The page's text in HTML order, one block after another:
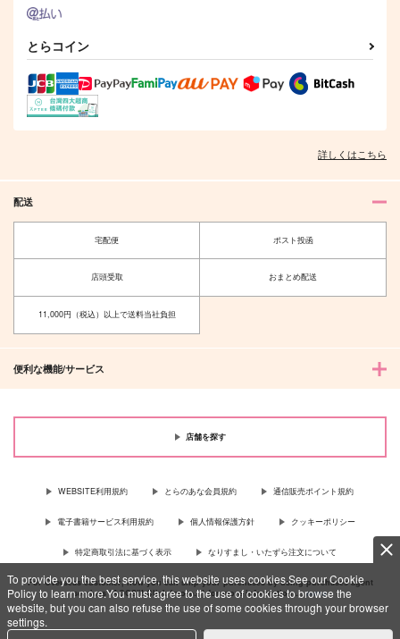
To provide you the best service, this website uses cookies.See our Cookie
Policy to learn more.You must agree to the use of cookies to browse the
website, but you can also refuse the use of some cookies through your browser
settings.
とらコイン
詳しくはこちら
配送
宅配便 ポスト投函
店頭受取 おまとめ配送
11,000円（税込）以上で送料当社負担
便利な機能/サービス
店舗を探す
WEBSITE利用規約 とらのあな会員規約 通信販売ポイント規約
電子書籍サービス利用規約 個人情報保護方針 クッキーポリシー
特定商取引法に基づく表示 なりすまし・いたずら注文について
For Overseas customer, now you can ship your purchases by using purchases agent
services “AOCS”! Click {more…} for more information …more